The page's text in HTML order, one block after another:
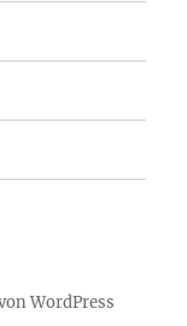
WordPress